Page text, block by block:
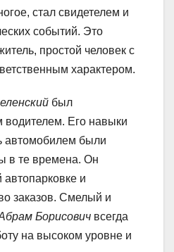
стал свидетелем и
событий. Это
простой человек с
характером.
был
Его навыки
автомобилем были
в те времена. Он
и
заказов. Смелый и
Борисович всегда
на высоком уровне и